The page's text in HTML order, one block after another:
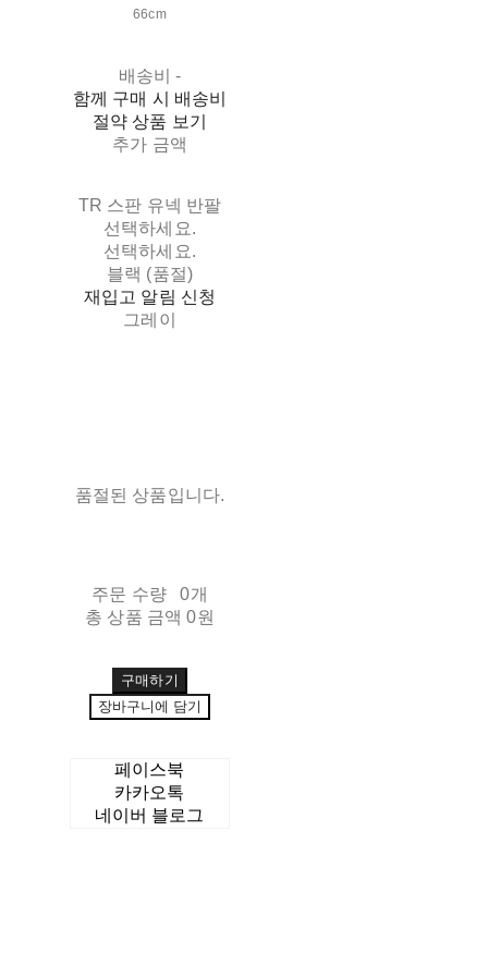
66cm
배송비-
함께 구매 시 배송비
절약 상품 보기
추가 금액
TR 스판 유넥 반팔
선택하세요.
선택하세요.
블랙 (품절)
재입고 알림 신청
그레이
품절된 상품입니다.
주문 수량
0개
총 상품 금액 0원
구매하기
장바구니에 담기
페이스북
카카오톡
네이버 블로그